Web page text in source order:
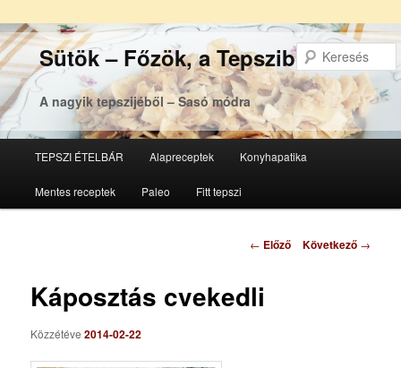
Sütök – Főzök, a Tepsziből
A nagyik tepszijéből – Sasó módra
Tovább
az
Tovább
a
TEPSZI ÉTELBÁR Alapreceptek Konyhapatika
Mentes receptek Paleo Fitt tepszi
Bejegyzés
← Előző Következő →
Káposztás cvekedli
Közzétéve2014-02-22